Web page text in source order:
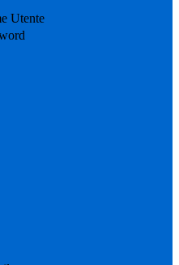
Utente